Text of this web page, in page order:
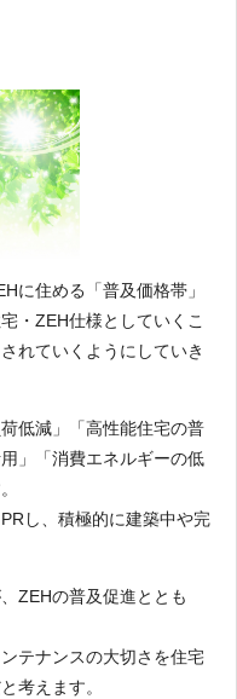
に住める「普及価格帯」
・ZEH仕様としていくこ
れていくようにしていき
低減」「高性能住宅の普
」「消費エネルギーの低
し、積極的に建築中や完
ZEHの普及促進ととも
テナンスの大切さを住宅
考えます。